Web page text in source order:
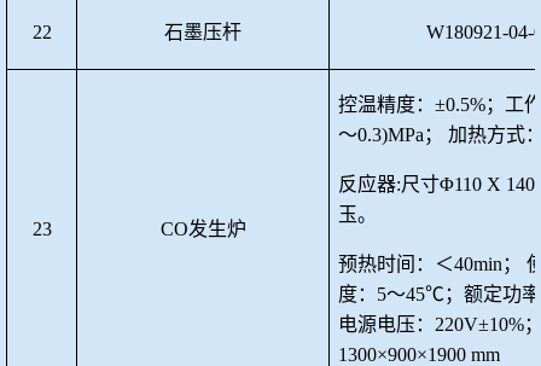
22 石墨压杆 W180921-04-
23 CO发生炉
控温精度：±0.5%；工
～0.3)MPa；加热方式
反应器:尺寸Φ110 X
玉。
预热时间：＜40min；
度：5～45℃；额定功
电源电压 ： 220V±10%
1300×900×1900 mm